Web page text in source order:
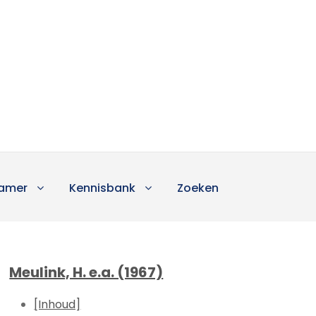
Kennisbank Zoeken
Meulink, H. e.a. (1967)
[Inhoud]